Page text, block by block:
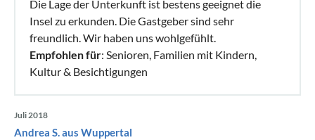
Die Lage der Unterkunft ist bestens geeignet die
Insel zu erkunden. Die Gastgeber sind sehr
freundlich. Wir haben uns wohlgefühlt.
Empfohlen für: Senioren, Familien mit Kindern,
Kultur & Besichtigungen
Juli 2018
Andrea S. aus Wuppertal